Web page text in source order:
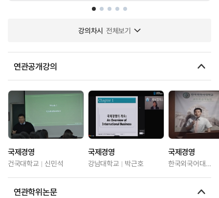
강의차시 전체보기
연관공개강의
국제경영
건국대학교 신민석
국제경영
강남대학교 박근호
국제경영
한국외국어대학교
연관학위논문